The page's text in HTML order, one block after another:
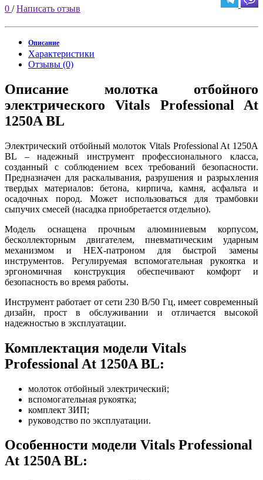
0 /Написать отзыв
Описание
Характеристики
Отзывы (0)
Описание молотка отбойного
электрического Vitals Professional At
1250A BL
Электрический отбойный молоток Vitals Professional At 1250A
BL – надежный инструмент профессионального класса,
созданный с соблюдением всех требований безопасности.
Предназначен для раскалывания, разрушения и разрыхления
твердых материалов: бетона, кирпича, камня, асфальта и
осадочных пород. Может использоваться для трамбовки
сыпучих смесей (насадка приобретается отдельно).
Модель оснащена прочным алюминиевым корпусом,
бесколлекторным двигателем, пневматическим ударным
механизмом и HEX-патроном для быстрой замены
инструментов. Регулируемая вспомогательная рукоятка и
эргономичная конструкция обеспечивают комфорт и
безопасность во время работы.
Инструмент работает от сети 230 В/50 Гц, имеет современный
дизайн, прост в обслуживании и отличается высокой
надежностью в эксплуатации.
Комплектация модели Vitals
Professional At 1250A BL:
молоток отбойный электрический;
вспомогательная рукоятка;
комплект ЗИП;
руководство по эксплуатации.
Особенности модели Vitals Professional
At 1250A BL: